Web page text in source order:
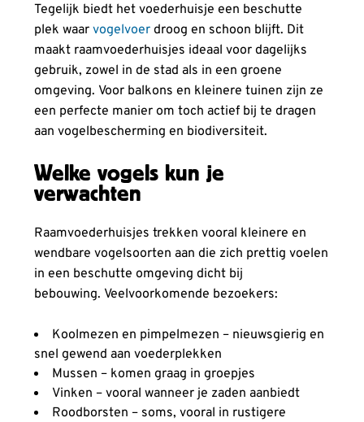
Tegelijk biedt het voederhuisje een beschutte
plek waar vogelvoer droog en schoon blijft. Dit
maakt raamvoederhuisjes ideaal voor dagelijks
gebruik, zowel in de stad als in een groene
omgeving. Voor balkons en kleinere tuinen zijn ze
een perfecte manier om toch actief bij te dragen
aan vogelbescherming en biodiversiteit.
Welke vogels kun je
verwachten
Raamvoederhuisjes trekken vooral kleinere en
wendbare vogelsoorten aan die zich prettig voelen
in een beschutte omgeving dicht bij
bebouwing. Veelvoorkomende bezoekers:
Koolmezen en pimpelmezen – nieuwsgierig en
snel gewend aan voederplekken
Mussen – komen graag in groepjes
Vinken – vooral wanneer je zaden aanbiedt
Roodborsten – soms, vooral in rustigere